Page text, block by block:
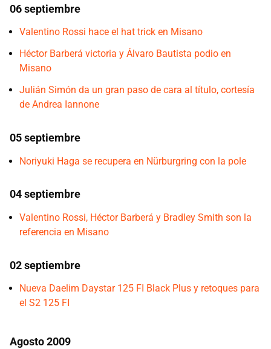
06 septiembre
Valentino Rossi hace el hat trick en Misano
Héctor Barberá victoria y Álvaro Bautista podio en
Misano
Julián Simón da un gran paso de cara al título, cortesía
de Andrea Iannone
05 septiembre
Noriyuki Haga se recupera en Nürburgring con la pole
04 septiembre
Valentino Rossi, Héctor Barberá y Bradley Smith son la
referencia en Misano
02 septiembre
Nueva Daelim Daystar 125 FI Black Plus y retoques para
el S2 125 FI
Agosto 2009